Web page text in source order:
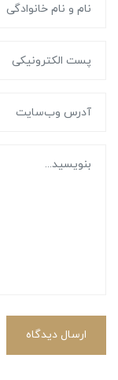
ارسال دیدگاه